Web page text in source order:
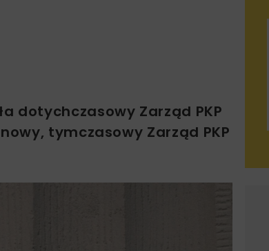
dotychczasowy Zarząd PKP
tymczasowy Zarząd PKP